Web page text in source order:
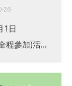
26
1日
程參加)活…